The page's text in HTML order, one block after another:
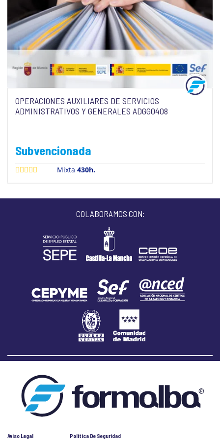
OPERACIONES AUXILIARES DE SERVICIOS
ADMINISTRATIVOS Y GENERALES ADGG0408
Subvencionada
Mixta430h.
COLABORAMOS CON:
Aviso Legal
Política De Seguridad